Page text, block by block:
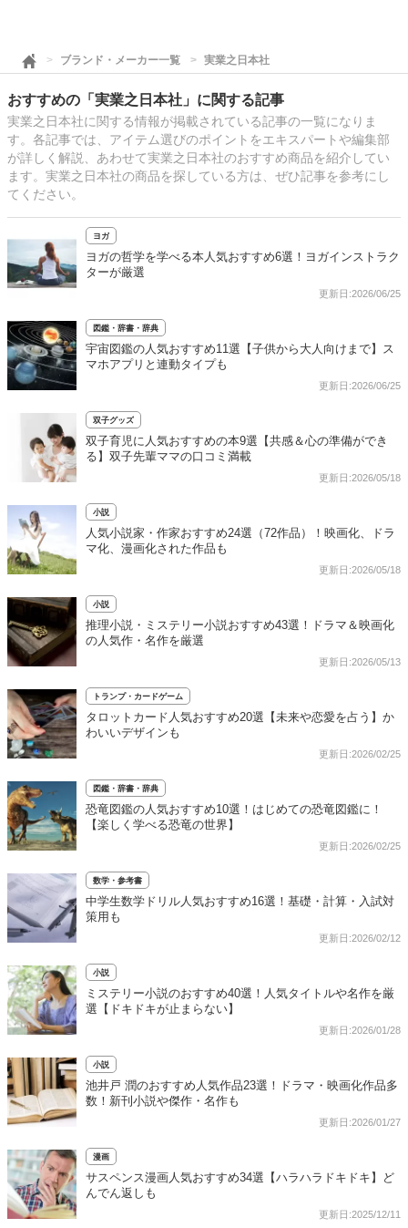
ブランド・メーカー一覧 実業之日本社
おすすめの「実業之日本社」に関する記事
実業之日本社に関する情報が掲載されている記事の一覧になりま
す。各記事では、アイテム選びのポイントをエキスパートや編集部
が詳しく解説、あわせて実業之日本社のおすすめ商品を紹介してい
ます。実業之日本社の商品を探している方は、ぜひ記事を参考にし
てください。
ヨガ
ヨガの哲学を学べる本人気おすすめ6選！ヨガインストラク
ターが厳選
更新日:2026/06/25
図鑑・辞書・辞典
宇宙図鑑の人気おすすめ11選【子供から大人向けまで】ス
マホアプリと連動タイプも
更新日:2026/06/25
双子グッズ
双子育児に人気おすすめの本9選【共感＆心の準備ができ
る】双子先輩ママの口コミ満載
更新日:2026/05/18
小説
人気小説家・作家おすすめ24選（72作品）！映画化、ドラ
マ化、漫画化された作品も
更新日:2026/05/18
小説
推理小説・ミステリー小説おすすめ43選！ドラマ＆映画化
の人気作・名作を厳選
更新日:2026/05/13
トランプ・カードゲーム
タロットカード人気おすすめ20選【未来や恋愛を占う】か
わいいデザインも
更新日:2026/02/25
図鑑・辞書・辞典
恐竜図鑑の人気おすすめ10選！はじめての恐竜図鑑に！
【楽しく学べる恐竜の世界】
更新日:2026/02/25
数学・参考書
中学生数学ドリル人気おすすめ16選！基礎・計算・入試対
策用も
更新日:2026/02/12
小説
ミステリー小説のおすすめ40選！人気タイトルや名作を厳
選【ドキドキが止まらない】
更新日:2026/01/28
小説
池井戸 潤のおすすめ人気作品23選！ドラマ・映画化作品多
数！新刊小説や傑作・名作も
更新日:2026/01/27
漫画
サスペンス漫画人気おすすめ34選【ハラハラドキドキ】ど
んでん返しも
更新日:2025/12/11